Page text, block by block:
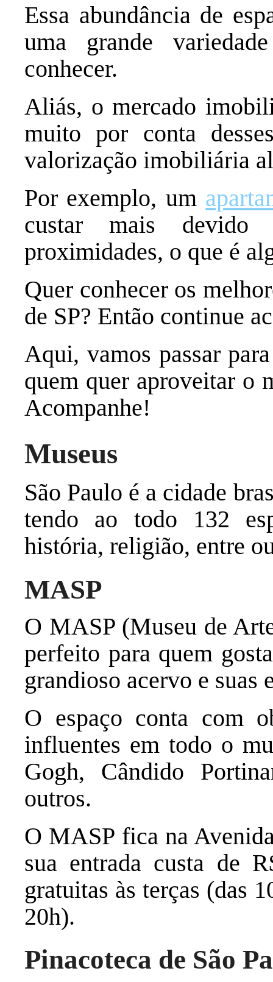
Essa abundância de
uma grande
conhecer.
Aliás, o mercado
muito por conta
valorização imobiliária
Por exemplo, um
custar mais
proximidades, o que é
Quer conhecer os
de SP? Então continue
Aqui, vamos passar
quem quer aproveitar o
Acompanhe!
Museus
São Paulo é a cidade
tendo ao todo 132
história, religião, entre
MASP
O MASP (Museu de
perfeito para quem
grandioso acervo e suas
O espaço conta com
influentes em todo o
Gogh, Cândido
outros.
O MASP fica na
sua entrada custa de
gratuitas às terças (das
20h).
Pinacoteca de São